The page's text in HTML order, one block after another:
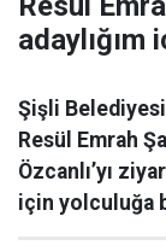
adaylığım
Şişli Belediyesi
Resül Emrah
Özcanlı’yı
için yolculuğa